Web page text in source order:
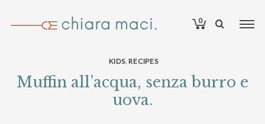
0
KIDS,RECIPES
Muffin all’acqua, senza burro e
uova.